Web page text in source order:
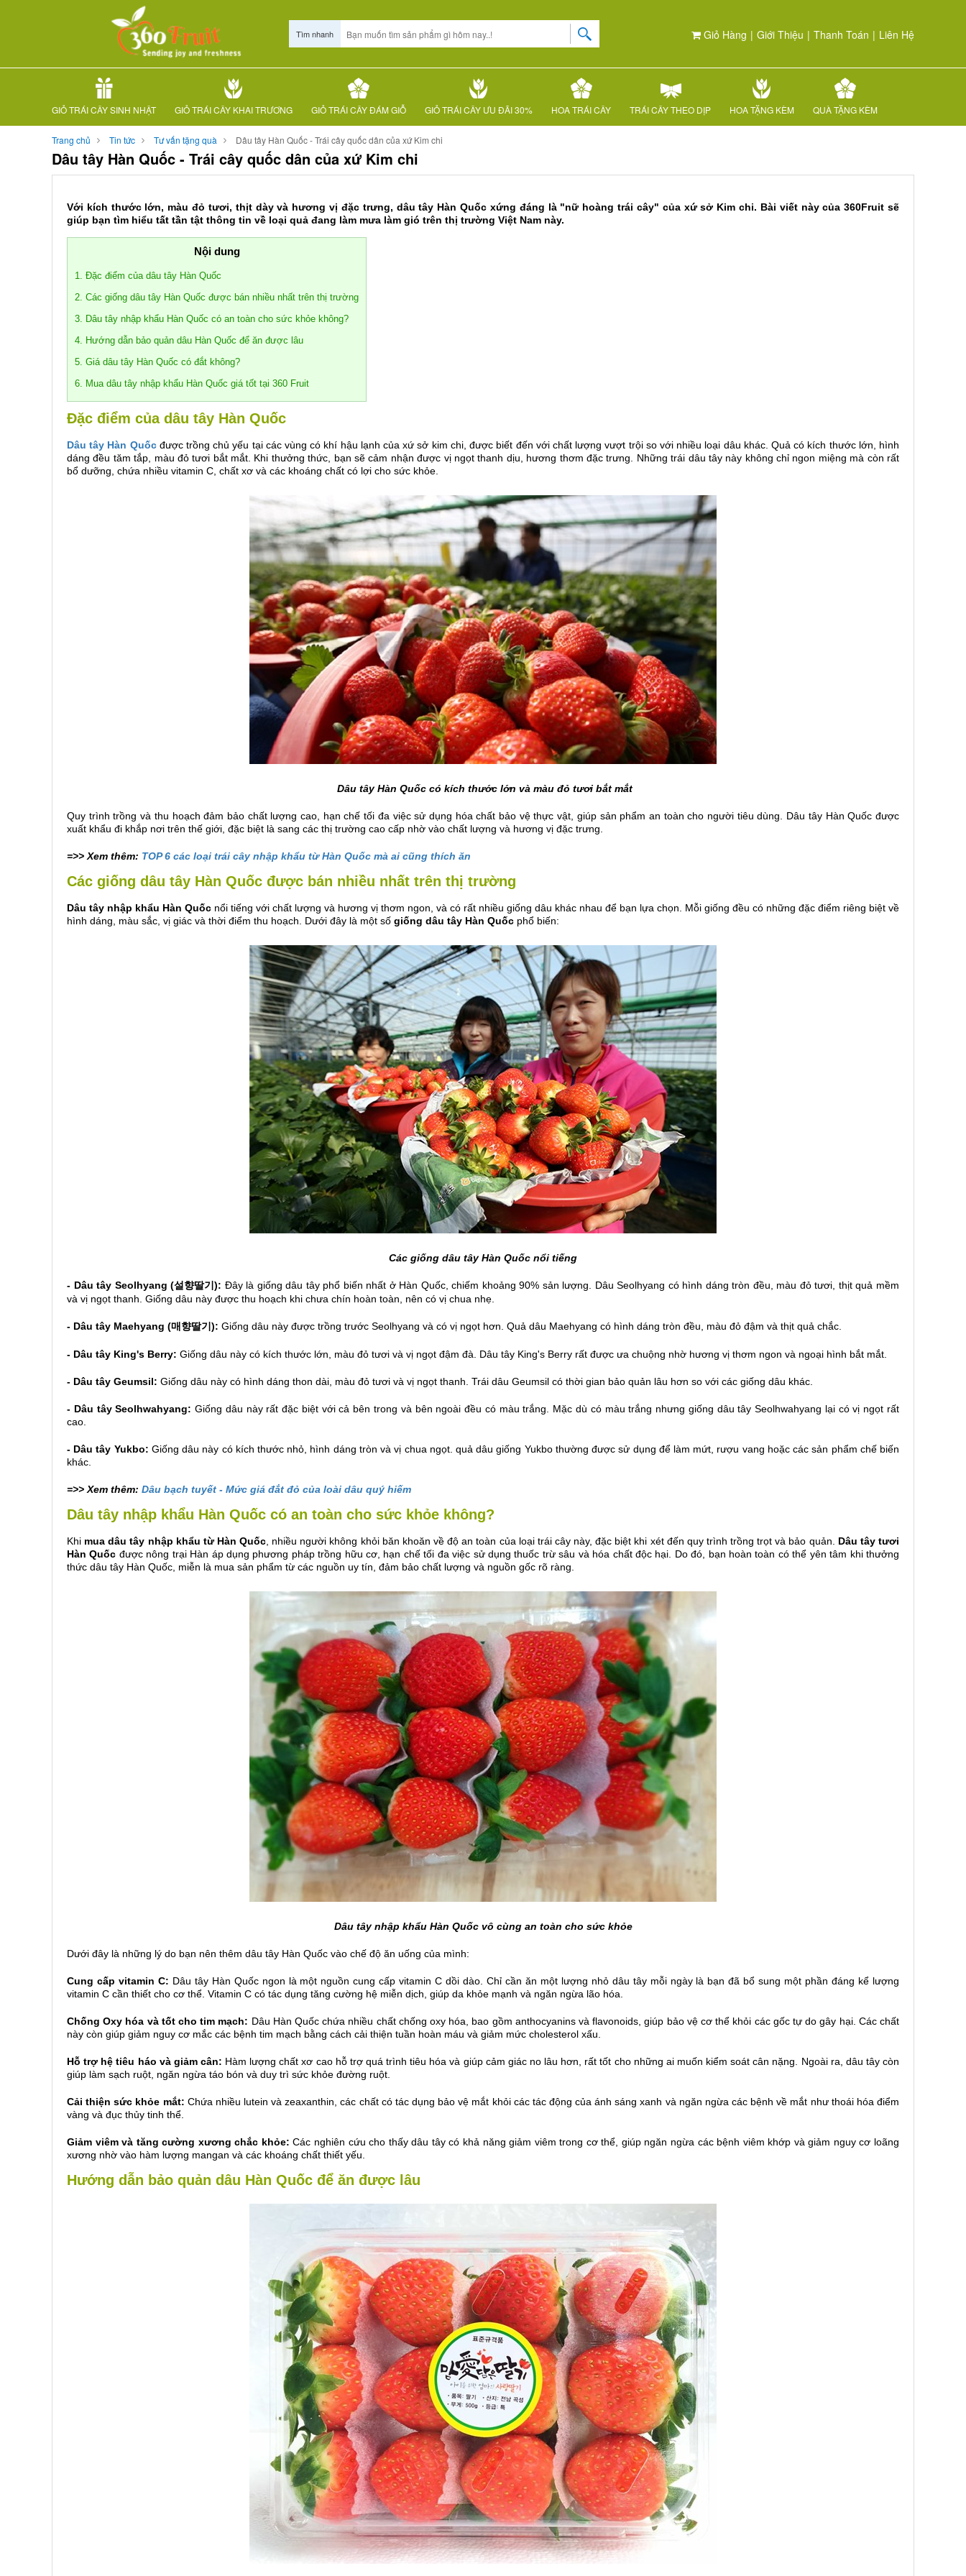
Giỏ Hàng | Giới Thiệu | Thanh Toán | Liên Hệ
Tìm nhanh
GIỎ TRÁI CÂY SINH NHẬT GIỎ TRÁI CÂY KHAI TRƯƠNG GIỎ TRÁI CÂY ĐÁM GIỖ GIỎ TRÁI CÂY ƯU ĐÃI 30% HOA TRÁI CÂY TRÁI CÂY THEO DỊP HOA TẶNG KÈM QUÀ TẶNG KÈM
Trang chủ Tin tức Tư vấn tặng quà Dâu tây Hàn Quốc - Trái cây quốc dân của xứ Kim chi
Dâu tây Hàn Quốc - Trái cây quốc dân của xứ Kim chi
Với kích thước lớn, màu đỏ tươi, thịt dày và hương vị đặc trưng, dâu tây Hàn Quốc xứng đáng là "nữ hoàng trái cây" của xứ sở Kim chi. Bài viết này của 360Fruit sẽ
giúp bạn tìm hiểu tất tần tật thông tin về loại quả đang làm mưa làm gió trên thị trường Việt Nam này.
Nội dung
1. Đặc điểm của dâu tây Hàn Quốc
2. Các giống dâu tây Hàn Quốc được bán nhiều nhất trên thị trường
3. Dâu tây nhập khẩu Hàn Quốc có an toàn cho sức khỏe không?
4. Hướng dẫn bảo quản dâu Hàn Quốc để ăn được lâu
5. Giá dâu tây Hàn Quốc có đắt không?
6. Mua dâu tây nhập khẩu Hàn Quốc giá tốt tại 360 Fruit
Đặc điểm của dâu tây Hàn Quốc
Dâu tây Hàn Quốcđược trồng chủ yếu tại các vùng có khí hậu lạnh của xứ sở kim chi, được biết đến với chất lượng vượt trội so với nhiều loại dâu khác. Quả có kích thước lớn, hình
dáng đều tăm tắp, màu đỏ tươi bắt mắt. Khi thưởng thức, bạn sẽ cảm nhận được vị ngọt thanh dịu, hương thơm đặc trưng. Những trái dâu tây này không chỉ ngon miệng mà còn rất
bổ dưỡng, chứa nhiều vitamin C, chất xơ và các khoáng chất có lợi cho sức khỏe.
Dâu tây Hàn Quốc có kích thước lớn và màu đỏ tươi bắt mắt
Quy trình trồng và thu hoạch đảm bảo chất lượng cao, hạn chế tối đa việc sử dụng hóa chất bảo vệ thực vật, giúp sản phẩm an toàn cho người tiêu dùng. Dâu tây Hàn Quốc được
xuất khẩu đi khắp nơi trên thế giới, đặc biệt là sang các thị trường cao cấp nhờ vào chất lượng và hương vị đặc trưng.
=>> Xem thêm: TOP 6 các loại trái cây nhập khẩu từ Hàn Quốc mà ai cũng thích ăn
Các giống dâu tây Hàn Quốc được bán nhiều nhất trên thị trường
Dâu tây nhập khẩu Hàn Quốc nổi tiếng với chất lượng và hương vị thơm ngon, và có rất nhiều giống dâu khác nhau để bạn lựa chọn. Mỗi giống đều có những đặc điểm riêng biệt về
hình dáng, màu sắc, vị giác và thời điểm thu hoạch. Dưới đây là một số giống dâu tây Hàn Quốc phổ biến:
Các giống dâu tây Hàn Quốc nổi tiếng
- Dâu tây Seolhyang (설향딸기): Đây là giống dâu tây phổ biến nhất ở Hàn Quốc, chiếm khoảng 90% sản lượng. Dâu Seolhyang có hình dáng tròn đều, màu đỏ tươi, thịt quả mềm
và vị ngọt thanh. Giống dâu này được thu hoạch khi chưa chín hoàn toàn, nên có vị chua nhẹ.
- Dâu tây Maehyang (매향딸기): Giống dâu này được trồng trước Seolhyang và có vị ngọt hơn. Quả dâu Maehyang có hình dáng tròn đều, màu đỏ đậm và thịt quả chắc.
- Dâu tây King's Berry: Giống dâu này có kích thước lớn, màu đỏ tươi và vị ngọt đậm đà. Dâu tây King's Berry rất được ưa chuộng nhờ hương vị thơm ngon và ngoại hình bắt mắt.
- Dâu tây Geumsil: Giống dâu này có hình dáng thon dài, màu đỏ tươi và vị ngọt thanh. Trái dâu Geumsil có thời gian bảo quản lâu hơn so với các giống dâu khác.
- Dâu tây Seolhwahyang: Giống dâu này rất đặc biệt với cả bên trong và bên ngoài đều có màu trắng. Mặc dù có màu trắng nhưng giống dâu tây Seolhwahyang lại có vị ngọt rất
cao.
- Dâu tây Yukbo: Giống dâu này có kích thước nhỏ, hình dáng tròn và vị chua ngọt. quả dâu giống Yukbo thường được sử dụng để làm mứt, rượu vang hoặc các sản phẩm chế biến
khác.
=>> Xem thêm: Dâu bạch tuyết - Mức giá đắt đỏ của loài dâu quý hiếm
Dâu tây nhập khẩu Hàn Quốc có an toàn cho sức khỏe không?
Khi mua dâu tây nhập khẩu từ Hàn Quốc , nhiều người không khỏi băn khoăn về độ an toàn của loại trái cây này, đặc biệt khi xét đến quy trình trồng trọt và bảo quản. Dâu tây tươi
Hàn Quốc được nông trại Hàn áp dụng phương pháp trồng hữu cơ, hạn chế tối đa việc sử dụng thuốc trừ sâu và hóa chất độc hại. Do đó, bạn hoàn toàn có thể yên tâm khi thưởng
thức dâu tây Hàn Quốc, miễn là mua sản phẩm từ các nguồn uy tín, đảm bảo chất lượng và nguồn gốc rõ ràng.
Dâu tây nhập khẩu Hàn Quốc vô cùng an toàn cho sức khỏe
Dưới đây là những lý do bạn nên thêm dâu tây Hàn Quốc vào chế độ ăn uống của mình:
Cung cấp vitamin C: Dâu tây Hàn Quốc ngon là một nguồn cung cấp vitamin C dồi dào. Chỉ cần ăn một lượng nhỏ dâu tây mỗi ngày là bạn đã bổ sung một phần đáng kể lượng
vitamin C cần thiết cho cơ thể. Vitamin C có tác dụng tăng cường hệ miễn dịch, giúp da khỏe mạnh và ngăn ngừa lão hóa.
Chống Oxy hóa và tốt cho tim mạch: Dâu Hàn Quốc chứa nhiều chất chống oxy hóa, bao gồm anthocyanins và flavonoids, giúp bảo vệ cơ thể khỏi các gốc tự do gây hại. Các chất
này còn giúp giảm nguy cơ mắc các bệnh tim mạch bằng cách cải thiện tuần hoàn máu và giảm mức cholesterol xấu.
Hỗ trợ hệ tiêu háo và giảm cân: Hàm lượng chất xơ cao hỗ trợ quá trình tiêu hóa và giúp cảm giác no lâu hơn, rất tốt cho những ai muốn kiểm soát cân nặng. Ngoài ra, dâu tây còn
giúp làm sạch ruột, ngăn ngừa táo bón và duy trì sức khỏe đường ruột.
Cải thiện sức khỏe mắt: Chứa nhiều lutein và zeaxanthin, các chất có tác dụng bảo vệ mắt khỏi các tác động của ánh sáng xanh và ngăn ngừa các bệnh về mắt như thoái hóa điểm
vàng và đục thủy tinh thể.
Giảm viêm và tăng cường xương chắc khỏe:Các nghiên cứu cho thấy dâu tây có khả năng giảm viêm trong cơ thể, giúp ngăn ngừa các bệnh viêm khớp và giảm nguy cơ loãng
xương nhờ vào hàm lượng mangan và các khoáng chất thiết yếu.
Hướng dẫn bảo quản dâu Hàn Quốc để ăn được lâu